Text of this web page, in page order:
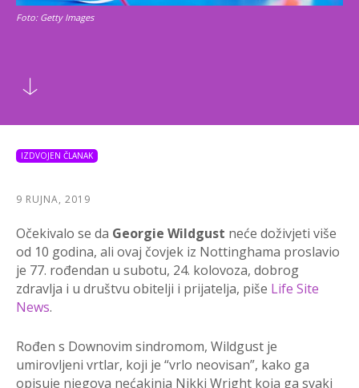
Foto: Getty Images
IZDVOJEN ČLANAK
9 RUJNA, 2019
Očekivalo se da Georgie Wildgust neće doživjeti više
od 10 godina, ali ovaj čovjek iz Nottinghama proslavio
je 77. rođendan u subotu, 24. kolovoza, dobrog
zdravlja i u društvu obitelji i prijatelja, piše Life Site
News.
Rođen s Downovim sindromom, Wildgust je
umirovljeni vrtlar, koji je “vrlo neovisan”, kako ga
opisuje njegova nećakinja Nikki Wright koja ga svaki